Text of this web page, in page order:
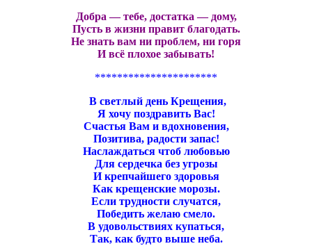
Добра — тебе, достатка — дому,
Пусть в жизни правит благодать.
Не знать вам ни проблем, ни горя
И всё плохое забывать!
**********************
В светлый день Крещения,
Я хочу поздравить Вас!
Счастья Вам и вдохновения,
Позитива, радости запас!
Наслаждаться чтоб любовью
Для сердечка без угрозы
И крепчайшего здоровья
Как крещенские морозы.
Если трудности случатся,
Победить желаю смело.
В удовольствиях купаться,
Так, как будто выше неба.